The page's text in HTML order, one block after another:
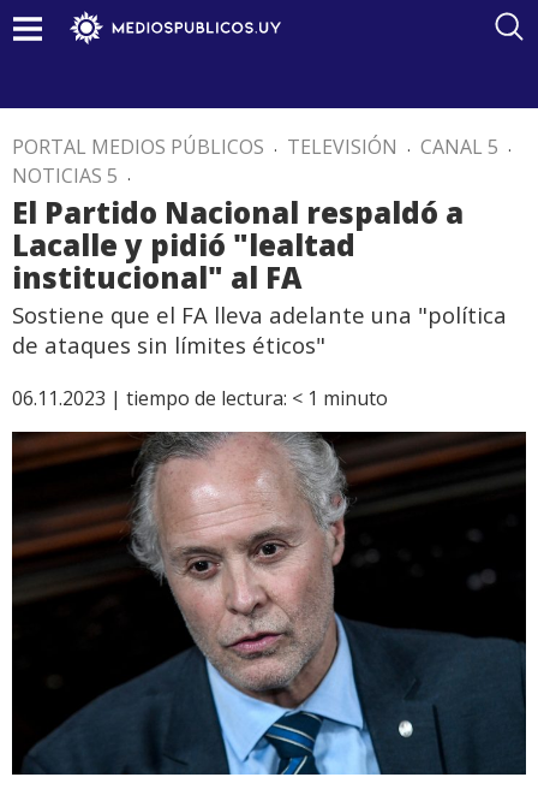
PORTAL MEDIOS PÚBLICOS . TELEVISIÓN . CANAL 5 .
NOTICIAS 5 .
El Partido Nacional respaldó a
Lacalle y pidió "lealtad
institucional" al FA
Sostiene que el FA lleva adelante una "política
de ataques sin límites éticos"
06.11.2023 | tiempo de lectura: < 1 minuto